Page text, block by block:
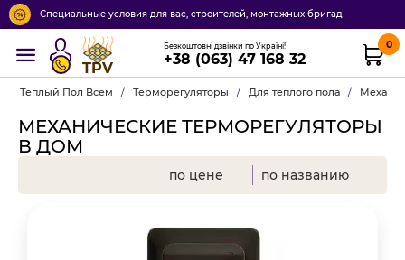
Специальные условия для вас, строителей, монтажных бригад
TPV
Безкоштовні дзвінки по Україні!
+38 (063) 47 168 32
0
Теплый Пол Всем / Терморегуляторы / Для теплого пола /
МЕХАНИЧЕСКИЕ ТЕРМОРЕГУЛЯТОРЫ
В ДОМ
по цене по названию